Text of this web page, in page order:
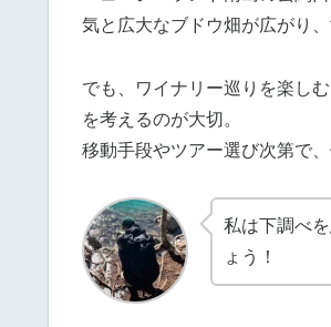
気と広大なブドウ畑が広がり
でも、ワイナリー巡りを楽しむ
を考えるのが大切。
移動手段やツアー選び次第で
私は下調べ
ょう！